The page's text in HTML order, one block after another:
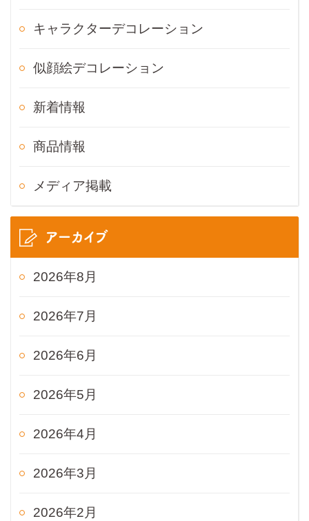
キャラクターデコレーション
似顔絵デコレーション
新着情報
商品情報
メディア掲載
アーカイブ
2026年8月
2026年7月
2026年6月
2026年5月
2026年4月
2026年3月
2026年2月